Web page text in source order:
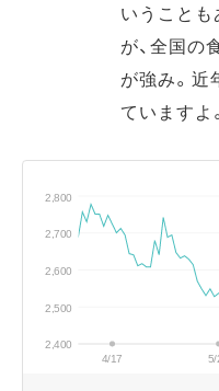
いうこと
が、全国の
が強み。
ていますよ。
2,400
2,500
2,600
2,700
2,800
4/17